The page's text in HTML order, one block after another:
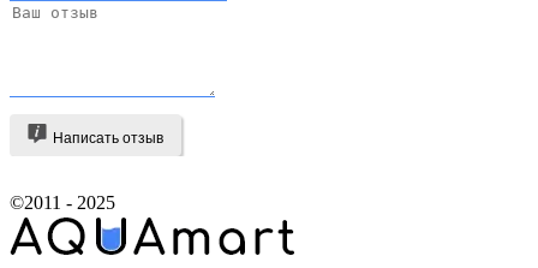
Написать отзыв
©2011 - 2025